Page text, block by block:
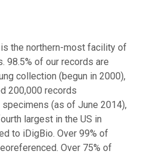
the northern-most facility of
98.5% of our records are
collection (begun in 2000),
200,000 records
(as of June 2014),
largest in the US in
to iDigBio. Over 99% of
Over 75% of